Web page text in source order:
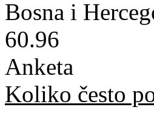
Bosna i
60.96
Anketa
Koliko često